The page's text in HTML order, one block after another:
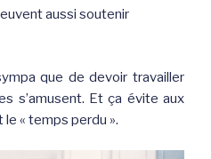
aussi soutenir
que de devoir travailler
s’amusent. Et ça évite aux
« temps perdu ».